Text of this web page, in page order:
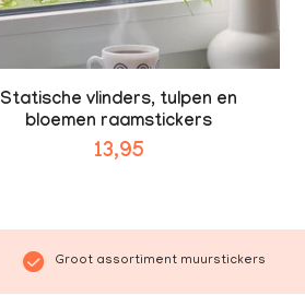
Statische vlinders, tulpen en
bloemen raamstickers
13,95
Groot assortiment muurstickers